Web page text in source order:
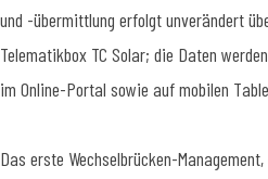
und -übermittlung erfolgt unverändert
Telematikbox TC Solar; die Daten
im Online-Portal sowie auf mobilen
Das erste Wechselbrücken-